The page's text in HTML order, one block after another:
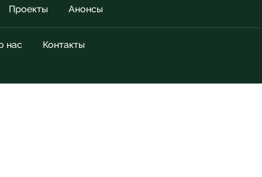
Проекты Анонсы
нас Контакты